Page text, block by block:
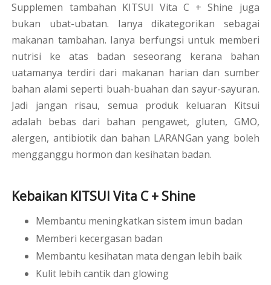
Supplemen tambahan KITSUI Vita C + Shine juga
bukan ubat-ubatan. Ianya dikategorikan sebagai
makanan tambahan. Ianya berfungsi untuk memberi
nutrisi ke atas badan seseorang kerana bahan
uatamanya terdiri dari makanan harian dan sumber
bahan alami seperti buah-buahan dan sayur-sayuran.
Jadi jangan risau, semua produk keluaran Kitsui
adalah bebas dari bahan pengawet, gluten, GMO,
alergen, antibiotik dan bahan LARANGan yang boleh
mengganggu hormon dan kesihatan badan.
Kebaikan KITSUI Vita C + Shine
Membantu meningkatkan sistem imun badan
Memberi kecergasan badan
Membantu kesihatan mata dengan lebih baik
Kulit lebih cantik dan glowing